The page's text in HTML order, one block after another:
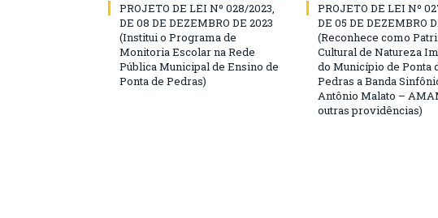
PROJETO DE LEI Nº 028/2023,
DE 08 DE DEZEMBRO DE 2023
(Institui o Programa de
Monitoria Escolar na Rede
Pública Municipal de Ensino de
Ponta de Pedras)
PROJETO DE LEI Nº
DE 05 DE DEZEMBRO
(Reconhece como
Cultural de Natureza
do Município de Ponta
Pedras a Banda
Antônio Malato –
outras providências)